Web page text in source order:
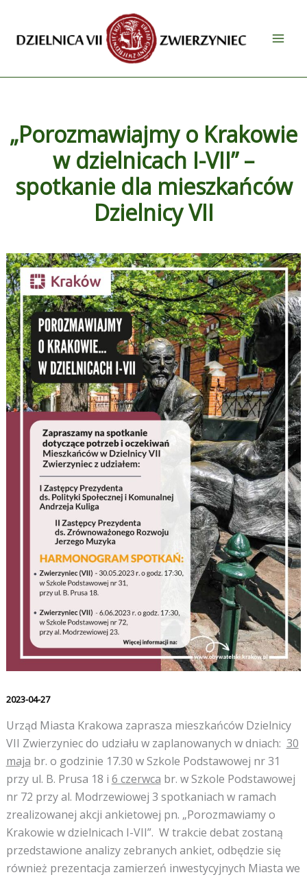
treści
„Porozmawiajmy o Krakowie
w dzielnicach I-VII” –
spotkanie dla mieszkańców
Dzielnicy VII
2023-04-27
Urząd Miasta Krakowa zaprasza mieszkańców Dzielnicy
VII Zwierzyniec do udziału w zaplanowanych w dniach: 30
maja br. o godzinie 17.30 w Szkole Podstawowej nr 31
przy ul. B. Prusa 18 i 6 czerwca br. w Szkole Podstawowej
nr 72 przy al. Modrzewiowej 3 spotkaniach w ramach
zrealizowanej akcji ankietowej pn. „Porozmawiamy o
Krakowie w dzielnicach I-VII”. W trakcie debat zostaną
przedstawione analizy zebranych ankiet, odbędzie się
również prezentacja zamierzeń inwestycyjnych Miasta we